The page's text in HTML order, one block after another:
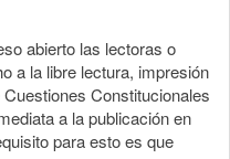
abierto las lectoras o
a la libre lectura, impresión
Constitucionales
a la publicación en
para esto es que